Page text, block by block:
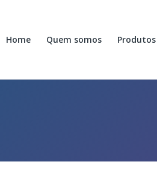
Home Quem somos Produtos